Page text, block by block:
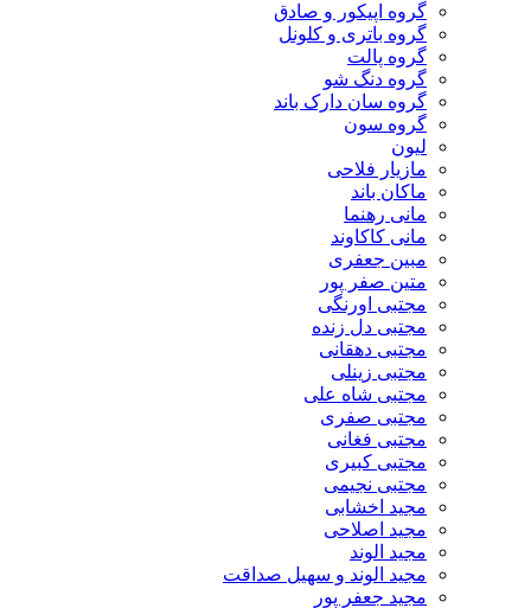
گروه اپیکور و صادق
گروه باتری و کلونل
گروه پالت
گروه دنگ شو
گروه سان دارک باند
گروه سون
لیون
مازیار فلاحی
ماکان باند
مانی رهنما
مانی کاکاوند
مبین جعفری
متین صفر پور
مجتبی اورنگی
مجتبی دل زنده
مجتبی دهقانی
مجتبی زینلی
مجتبی شاه علی
مجتبی صفری
مجتبی فغانی
مجتبی کبیری
مجتبی نجیمی
مجید اخشابی
مجید اصلاحی
مجید الوند‎
مجید الوند و سهیل صداقت
مجید جعفر پور